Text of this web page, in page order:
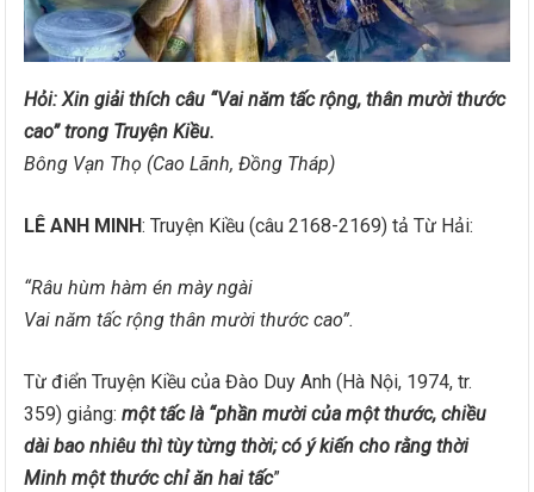
Hỏi: Xin giải thích câu “Vai năm tấc rộng, thân mười thước
cao” trong Truyện Kiều.
Bông Vạn Thọ (Cao Lãnh, Đồng Tháp)
LÊ ANH MINH: Truyện Kiều (câu 2168-2169) tả Từ Hải:
“Râu hùm hàm én mày ngài
Vai năm tấc rộng thân mười thước cao”.
Từ điển Truyện Kiều của Đào Duy Anh (Hà Nội, 1974, tr.
359) giảng:một tấc là “phần mười của một thước, chiều
dài bao nhiêu thì tùy từng thời; có ý kiến cho rằng thời
Minh một thước chỉ ăn hai tấc”